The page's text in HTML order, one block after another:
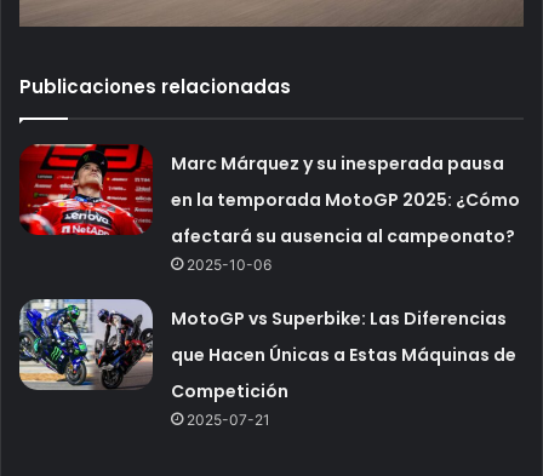
Publicaciones relacionadas
Marc Márquez y su inesperada pausa
en la temporada MotoGP 2025: ¿Cómo
afectará su ausencia al campeonato?
2025-10-06
MotoGP vs Superbike: Las Diferencias
que Hacen Únicas a Estas Máquinas de
Competición
2025-07-21